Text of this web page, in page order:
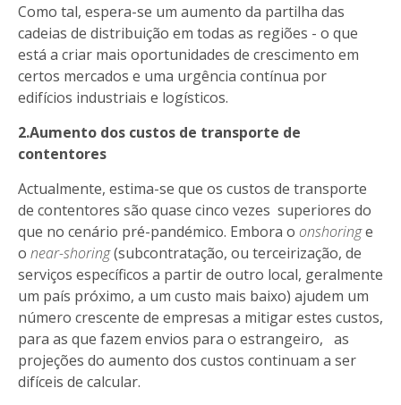
Como tal, espera-se um aumento da partilha das
cadeias de distribuição em todas as regiões - o que
está a criar mais oportunidades de crescimento em
certos mercados e uma urgência contínua por
edifícios industriais e logísticos.
2.Aumento dos custos de transporte de
contentores
Actualmente, estima-se que os custos de transporte
de contentores são quase cinco vezes superiores do
que no cenário pré-pandémico. Embora o onshoringe
o near-shoring(subcontratação, ou terceirização, de
serviços específicos a partir de outro local, geralmente
um país próximo, a um custo mais baixo) ajudem um
número crescente de empresas a mitigar estes custos,
para as que fazem envios para o estrangeiro, as
projeções do aumento dos custos continuam a ser
difíceis de calcular.